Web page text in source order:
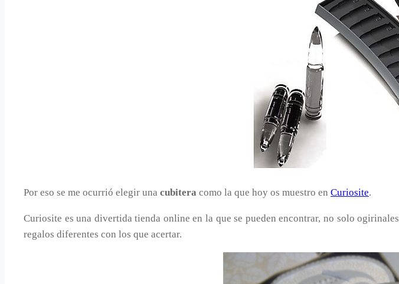
Por eso se me ocurrió elegir una cubitera como la que hoy os muestro en Curiosite.
Curiosite es una divertida tienda online en la que se pueden encontrar, no solo ogirinales
regalos diferentes con los que acertar.